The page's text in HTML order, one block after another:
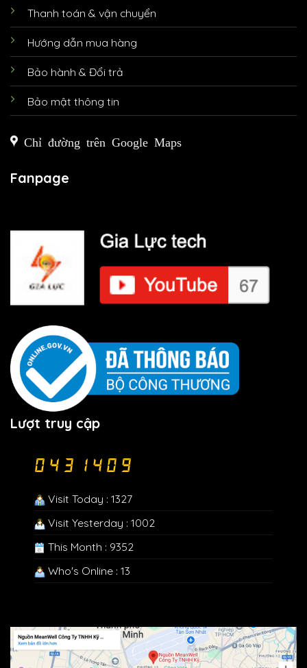
Thanh toán & vận chuyển
Hướng dẫn mua hàng
Bảo hành & Đổi trả
Bảo mật thông tin
Chỉ đường trên Google Maps
Fanpage
Lượt truy cập
Visit Today : 1327
Visit Yesterday : 1002
This Month : 9352
Who's Online : 13